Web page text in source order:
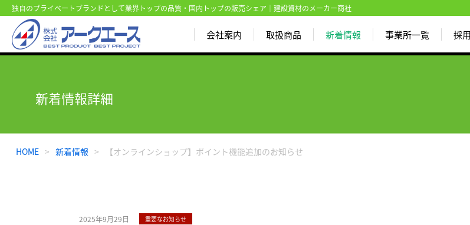
独自のプライベートブランドとして業界トップの品質・国内トップの販売シェア｜建設資材のメーカー商社
会社案内 取扱商品 新着情報 事業所一覧 採
新着情報詳細
HOME > 新着情報 > 【オンラインショップ】ポイント機能追加のお知らせ
2025年9月29日 重要なお知らせ